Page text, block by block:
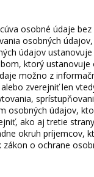
osobné údaje
osobných
údajov
ktorý ustanovuje
možno z
zverejniť len
osobných údajov,
ako aj tretie
okruh príjemcov,
zákon o ochrane